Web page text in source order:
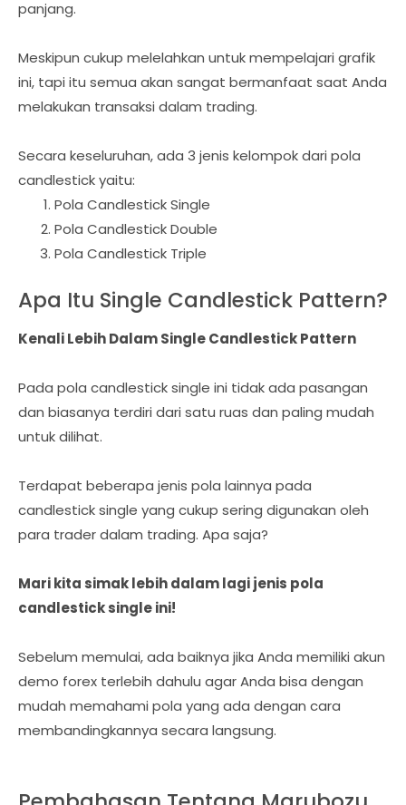
panjang.
Meskipun cukup melelahkan untuk mempelajari grafik
ini, tapi itu semua akan sangat bermanfaat saat Anda
melakukan transaksi dalam trading.
Secara keseluruhan, ada 3 jenis kelompok dari pola
candlestick yaitu:
Pola Candlestick Single
Pola Candlestick Double
Pola Candlestick Triple
Apa Itu Single Candlestick Pattern?
Kenali Lebih Dalam Single Candlestick Pattern
Pada pola candlestick single ini tidak ada pasangan
dan biasanya terdiri dari satu ruas dan paling mudah
untuk dilihat.
Terdapat beberapa jenis pola lainnya pada
candlestick single yang cukup sering digunakan oleh
para trader dalam trading. Apa saja?
Mari kita simak lebih dalam lagi jenis pola
candlestick single ini!
Sebelum memulai, ada baiknya jika Anda memiliki akun
demo forex terlebih dahulu agar Anda bisa dengan
mudah memahami pola yang ada dengan cara
membandingkannya secara langsung.